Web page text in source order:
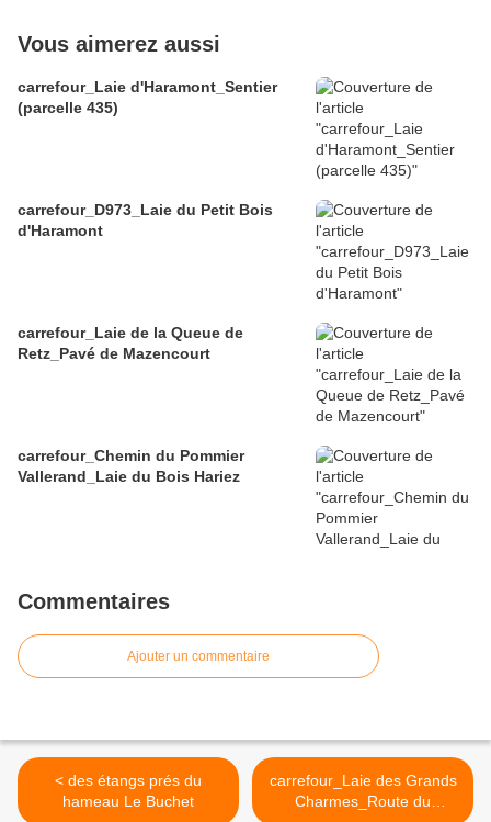
Vous aimerez aussi
carrefour_Laie d'Haramont_Sentier
(parcelle 435)
carrefour_D973_Laie du Petit Bois
d'Haramont
carrefour_Laie de la Queue de
Retz_Pavé de Mazencourt
carrefour_Chemin du Pommier
Vallerand_Laie du Bois Hariez
Commentaires
Ajouter un commentaire
< des étangs prés du
hameau Le Buchet
carrefour_Laie des Grands
Charmes_Route du